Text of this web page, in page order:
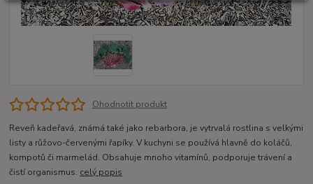
Ohodnotit produkt
Reveň kadeřavá, známá také jako rebarbora, je vytrvalá rostlina s velkými
listy a růžovo-červenými řapíky. V kuchyni se používá hlavně do koláčů,
kompotů či marmelád. Obsahuje mnoho vitamínů, podporuje trávení a
čistí organismus. celý popis